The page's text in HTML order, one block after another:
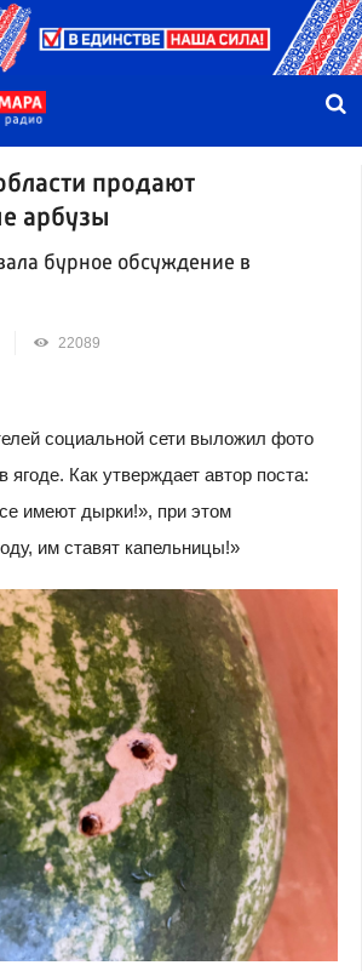
продают
арбузы
бурное обсуждение в
22089
социальной сети выложил фото
ягоде. Как утверждает автор поста:
имеют дырки!», при этом
им ставят капельницы!»